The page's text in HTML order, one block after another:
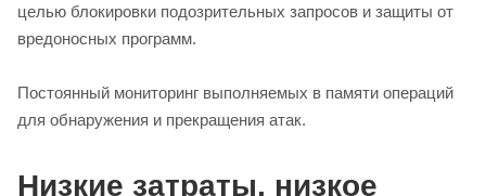
целью блокировки подозрительных запросов и защиты от
вредоносных программ.
Постоянный мониторинг выполняемых в памяти операций
для обнаружения и прекращения атак.
Низкие затраты, низкое